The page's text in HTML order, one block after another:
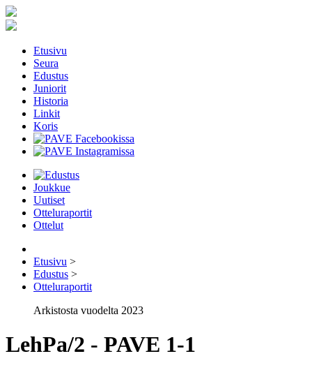
Etusivu
Seura
Edustus
Juniorit
Historia
Linkit
Koris
Joukkue
Uutiset
Otteluraportit
Ottelut
Etusivu >
Edustus >
Otteluraportit
Arkistosta vuodelta 2023
LehPa/2 - PAVE 1-1